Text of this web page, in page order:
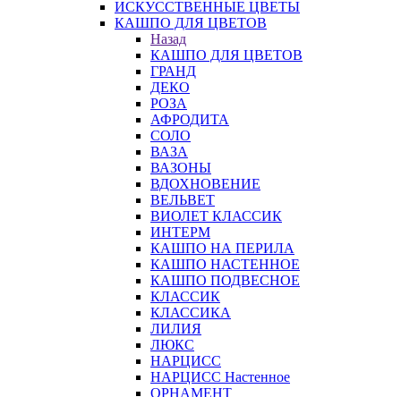
ИСКУССТВЕННЫЕ ЦВЕТЫ
КАШПО ДЛЯ ЦВЕТОВ
Назад
КАШПО ДЛЯ ЦВЕТОВ
ГРАНД
ДЕКО
РОЗА
АФРОДИТА
СОЛО
ВАЗА
ВАЗОНЫ
ВДОХНОВЕНИЕ
ВЕЛЬВЕТ
ВИОЛЕТ КЛАССИК
ИНТЕРМ
КАШПО НА ПЕРИЛА
КАШПО НАСТЕННОЕ
КАШПО ПОДВЕСНОЕ
КЛАССИК
КЛАССИКА
ЛИЛИЯ
ЛЮКС
НАРЦИСС
НАРЦИСС Настенное
ОРНАМЕНТ